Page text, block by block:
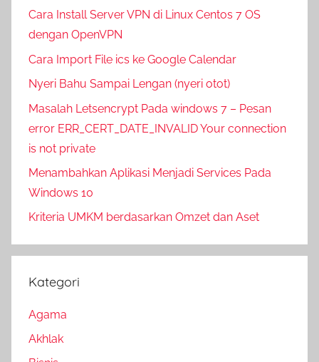
Cara Install Server VPN di Linux Centos 7 OS
dengan OpenVPN
Cara Import File ics ke Google Calendar
Nyeri Bahu Sampai Lengan (nyeri otot)
Masalah Letsencrypt Pada windows 7 – Pesan
error ERR_CERT_DATE_INVALID Your connection
is not private
Menambahkan Aplikasi Menjadi Services Pada
Windows 10
Kriteria UMKM berdasarkan Omzet dan Aset
Kategori
Agama
Akhlak